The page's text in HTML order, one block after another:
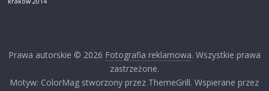
Prawa autorskie © 2026 Fotografia reklamowa. Wszystkie prawa
zastrzeżone.
Motyw: ColorMag stworzony przez ThemeGrill. Wspierane przez